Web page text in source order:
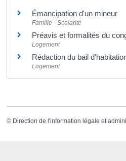
Émancipation d'un mineur
Famille - Scolarité
Préavis et formalités du
Logement
Rédaction du bail
Logement
© Direction de l'information légale et